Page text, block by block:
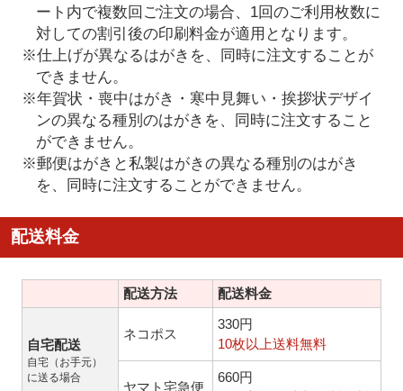
ート内で複数回ご注文の場合、1回のご利用枚数に
対しての割引後の印刷料金が適用となります。
※仕上げが異なるはがきを、同時に注文することが
できません。
※年賀状・喪中はがき・寒中見舞い・挨拶状デザイ
ンの異なる種別のはがきを、同時に注文すること
ができません。
※郵便はがきと私製はがきの異なる種別のはがき
を、同時に注文することができません。
配送料金
配送方法 配送料金
自宅配送
自宅（お手元）
に送る場合
ネコポス
330円
10枚以上送料無料
ヤマト宅急便
660円